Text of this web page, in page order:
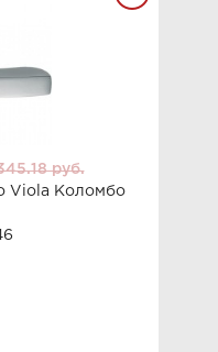
руб.
Viola Коломбо